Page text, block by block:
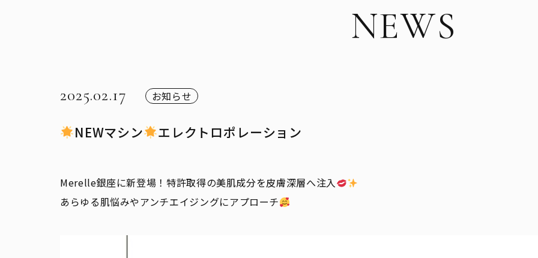
NEWS
2025.02.17 お知らせ
NEWマシン エレクトロポレーション
Merelle銀座に新登場！特許取得の美肌成分を皮膚深層へ注入
あらゆる肌悩みやアンチエイジングにアプローチ